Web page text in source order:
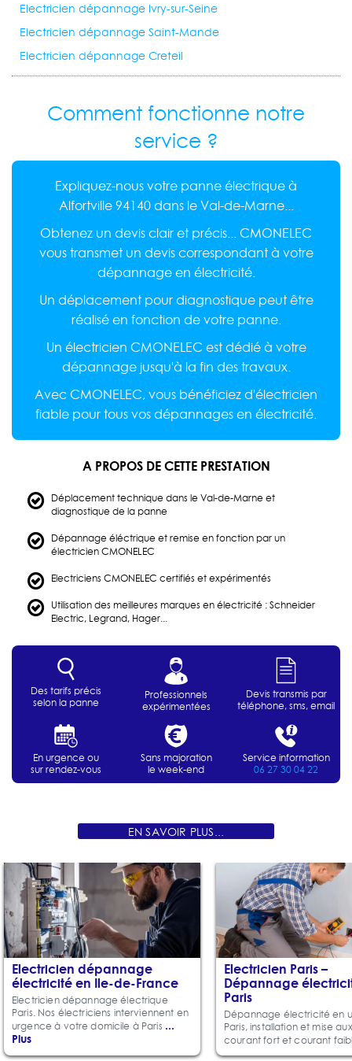
Electricien dépannage Ivry-sur-Seine
Electricien dépannage Saint-Mande
Electricien dépannage Creteil
Comment fonctionne notre
service ?
Expliquez-nous votre panne électrique à
Alfortville 94140 dans le Val-de-Marne...
Obtenez un devis clair et précis... CMONELEC
vous transmet un devis correspondant à votre
dépannage en électricité.
Un déplacement pour diagnostique peut être
réalisé en fonction de votre panne.
Un électricien CMONELEC est dédié à votre
dépannage jusqu'à la fin des travaux.
Avec CMONELEC, vous bénéficiez d'électricien
fiable pour tous vos dépannages en électricité.
A PROPOS DE CETTE PRESTATION
Déplacement technique dans le Val-de-Marne et
diagnostique de la panne
Dépannage éléctrique et remise en fonction par un
électricien CMONELEC
Electriciens CMONELEC certifiés et expérimentés
Utilisation des meilleures marques en électricité : Schneider
Electric, Legrand, Hager...
Des tarifs précis
selon la panne
Professionnels
expérimentées
Devis transmis par
téléphone, sms, email
En urgence ou
sur rendez-vous
Sans majoration
le week-end
Service information
06 27 30 04 22
EN SAVOIR PLUS...
Electricien dépannage
électricité en Ile-de-France
Electricien dépannage électrique
Paris. Nos électriciens interviennent en
urgence à votre domicile à Paris ...
Plus
Electricien Paris –
Dépannage
Paris
Dépannage électricité en
Paris, installation et mise
courant fort et courant